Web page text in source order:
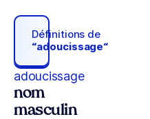
Définitions de
“adoucissage“
adoucissage
nom
masculin